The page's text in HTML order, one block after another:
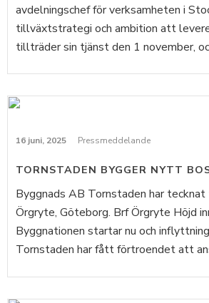
avdelningschef för verksamheten i
tillväxtstrategi och ambition att
tillträder sin tjänst den 1 november,
16 juni, 2025 Pressmeddelande
TORNSTADEN BYGGER NYTT
Byggnads AB Tornstaden har
Örgryte, Göteborg. Brf Örgryte Höjd
Byggnationen startar nu och
Tornstaden har fått förtroendet att